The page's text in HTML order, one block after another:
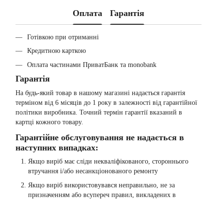
Оплата Гарантія
Готівкою при отриманні
Кредитною карткою
Оплата частинами ПриватБанк та monobank
Гарантія
На будь-який товар в нашому магазині надається гарантія
терміном від 6 місяців до 1 року в залежності від гарантійної
політики виробника. Точний термін гарантії вказаний в
картці кожного товару.
Гарантійне обслуговування не надається в
наступних випадках:
Якщо виріб має сліди некваліфікованого, стороннього
втручання і/або несанкціонованого ремонту
Якщо виріб використовувався неправильно, не за
призначенням або всупереч правил, викладених в